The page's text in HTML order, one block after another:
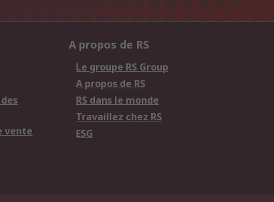
vente
A propos de RS
Le groupe RS Group
A propos de RS
RS dans le monde
Travaillez chez RS
ESG